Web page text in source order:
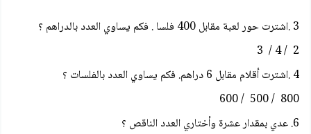
3 .اشترت حور لعبة مقابل 400 فلسا . فكم يساوي العدد بالدراهم ؟
2 / 4 / 3
4 .اشترت أقلام مقابل 6 دراهم. فكم يساوي العدد بالفلسات ؟
800 / 500 / 600
6. عدي بمقدار عشرة وأختاري العدد الناقص ؟